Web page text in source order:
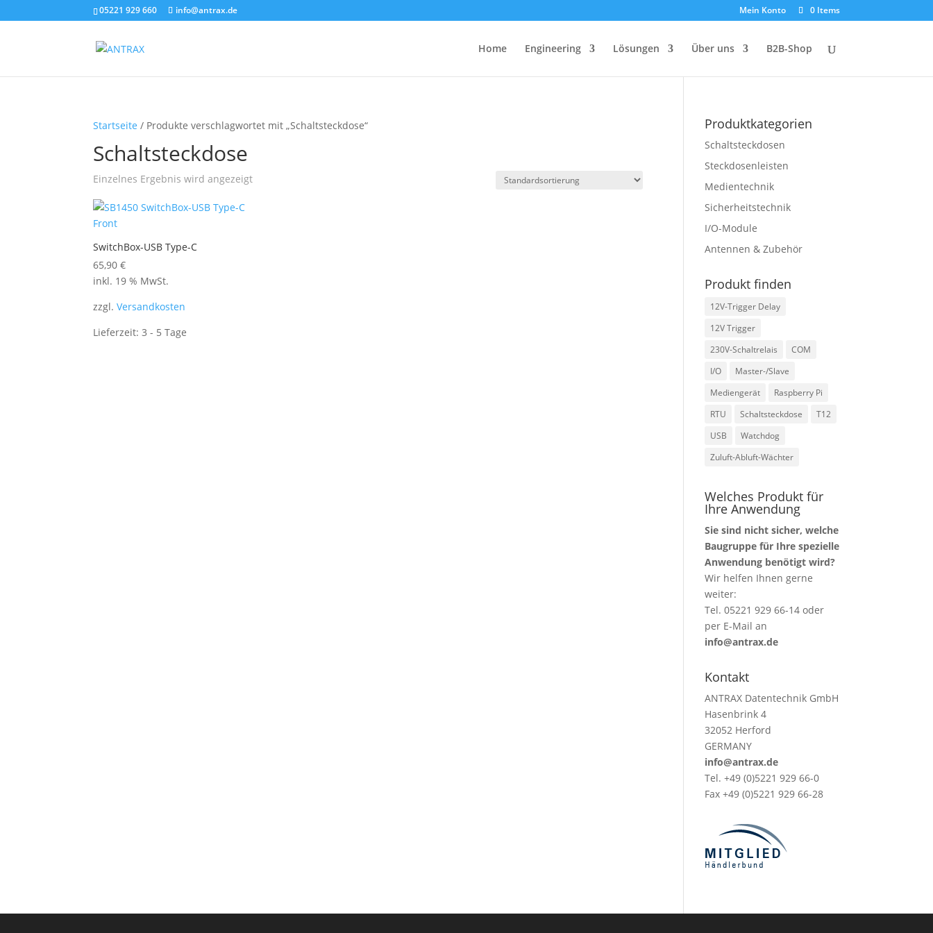
05221 929 660 info@antrax.de Mein Konto 0 Items
Home Engineering Lösungen Über uns B2B-Shop
Startseite / Produkte verschlagwortet mit „Schaltsteckdose“
Schaltsteckdose
Einzelnes Ergebnis wird angezeigt
SwitchBox-USB Type-C
65,90€
inkl. 19 % MwSt.
zzgl.Versandkosten
Lieferzeit: 3 - 5 Tage
Produktkategorien
Schaltsteckdosen
Steckdosenleisten
Medientechnik
Sicherheitstechnik
I/O-Module
Antennen & Zubehör
Produkt finden
12V-Trigger Delay
12V Trigger
230V-Schaltrelais
COM
I/O
Master-/Slave
Mediengerät
Raspberry Pi
RTU
Schaltsteckdose
T12
USB
Watchdog
Zuluft-Abluft-Wächter
Welches Produkt für
Ihre Anwendung
Sie sind nicht sicher, welche
Baugruppe für Ihre spezielle
Anwendung benötigt wird?
Wir helfen Ihnen gerne
weiter:
Tel. 05221 929 66-14 oder
per E-Mail an
info@antrax.de
Kontakt
ANTRAX Datentechnik GmbH
Hasenbrink 4
32052 Herford
GERMANY
info@antrax.de
Tel. +49 (0)5221 929 66-0
Fax +49 (0)5221 929 66-28